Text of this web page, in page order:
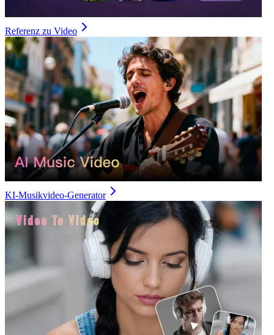
Referenz zu Video
KI-Musikvideo-Generator